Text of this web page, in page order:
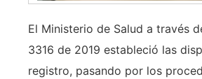
El Ministerio de Salud a través
3316 de 2019 estableció las
registro, pasando por los